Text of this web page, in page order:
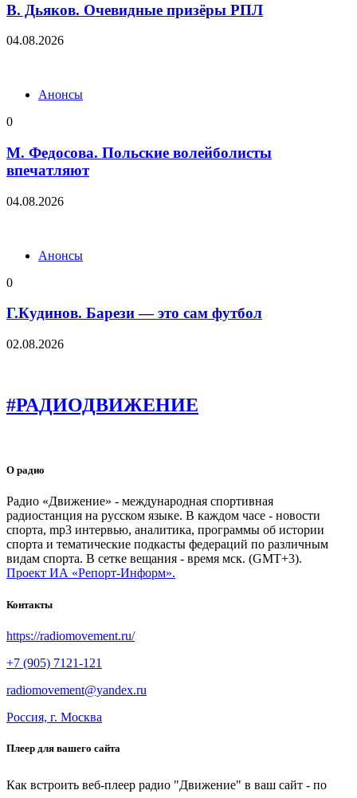
В. Дьяков. Очевидные призёры РПЛ
04.08.2026
Анонсы
0
М. Федосова. Польские волейболисты
впечатляют
04.08.2026
Анонсы
0
Г.Кудинов. Барези — это сам футбол
02.08.2026
#РАДИОДВИЖЕНИЕ
О радио
Радио «Движение» - международная спортивная
радиостанция на русском языке. В каждом часе - новости
спорта, mp3 интервью, аналитика, программы об истории
спорта и тематические подкасты федераций по различным
видам спорта. В сетке вещания - время мск. (GMT+3).
Проект ИА «Репорт-Информ».
Контакты
https://radiomovement.ru/
+7 (905) 7121-121
radiomovement@yandex.ru
Россия, г. Москва
Плеер для вашего сайта
Как встроить веб-плеер радио "Движение" в ваш сайт - по